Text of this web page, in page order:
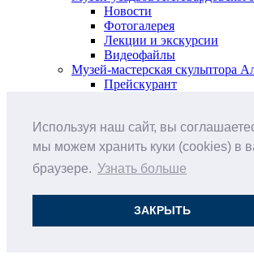
Используя наш сайт, вы
мы можем хранить куки (cookies) в
браузере. Узнать больше
ЗАКРЫТЬ
Новости
Фотогалерея
Лекции и экскурсии
Видеофайлы
Музей-мастерская скульптора
Прейскурант
Анонс мероприятий
Виртуальные выставки
О музее
Друзья музея
Наши цены